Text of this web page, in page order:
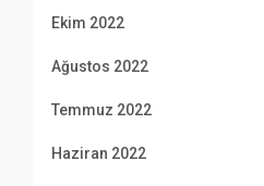
Ekim 2022
Ağustos 2022
Temmuz 2022
Haziran 2022